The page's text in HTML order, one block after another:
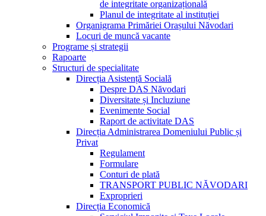
de integritate organizațională
Planul de integritate al instituției
Organigrama Primăriei Orașului Năvodari
Locuri de muncă vacante
Programe și strategii
Rapoarte
Structuri de specialitate
Direcția Asistență Socială
Despre DAS Năvodari
Diversitate și Incluziune
Evenimente Social
Raport de activitate DAS
Direcția Administrarea Domeniului Public și
Privat
Regulament
Formulare
Conturi de plată
TRANSPORT PUBLIC NĂVODARI
Exproprieri
Direcția Economică